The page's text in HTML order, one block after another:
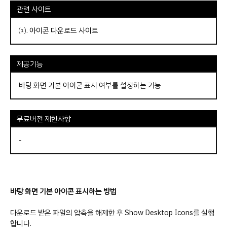
관련 사이트
⑴.아이콘 다운로드 사이트
제공기능
바탕 화면 기본 아이콘 표시 여부를 설정하는 기능
무료버전 제한사항
-
바탕 화면 기본 아이콘 표시하는 방법
다운로드 받은 파일의 압축을 해제한 후 Show Desktop Icons를 실행
합니다.